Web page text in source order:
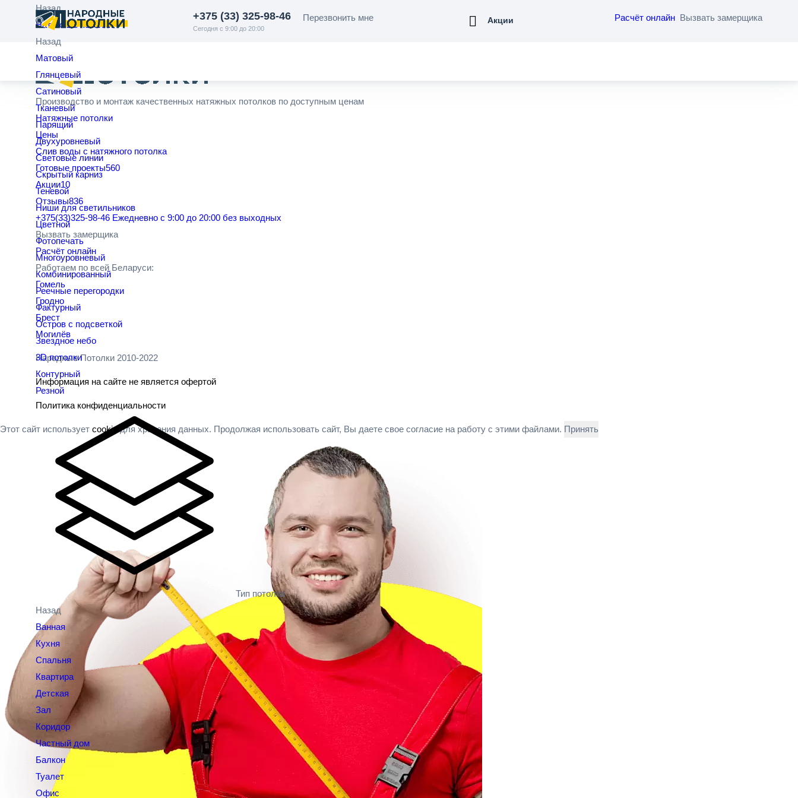
+375 (33) 325-98-46
Сегодня с 9:00 до 20:00
Перезвонить мне Акции Расчёт онлайн Вызвать замерщика
Назад
Натяжные потолки
Назад
Матовый
Глянцевый
Сатиновый
Тканевый
Парящий
Двухуровневый
Световые линии
Скрытый карниз
Теневой
Ниши для светильников
Цветной
Фотопечать
Многоуровневый
Комбинированный
Реечные перегородки
Фактурный
Остров с подсветкой
Звездное небо
3D потолки
Контурный
Резной
Тип потолка
Назад
Ванная
Кухня
Спальня
Квартира
Детская
Зал
Коридор
Частный дом
Балкон
Туалет
Офис
Надоел настенный карниз. Заказали установку карниза для штор на уже готовый натяжной потолок. Ребята все сделали замечательно. Спасибо им за профессионализм и оперативность.
Производство и монтаж качественных натяжных потолков по доступным ценам
Натяжные потолки
Цены
Cлив воды с натяжного потолка
Готовые проекты560
Акции10
Отзывы836
+375(33)325-98-46 Ежедневно с 9:00 до 20:00 без выходных
Вызвать замерщика
Расчёт онлайн
Работаем по всей Беларуси:
Гомель
Гродно
Брест
Могилёв
Народные Потолки 2010-2022
Информация на сайте не является офертой
Политика конфиденциальности
Этот сайт использует cookie для хранения данных. Продолжая использовать сайт, Вы даете свое согласие на работу с этими файлами. Принять